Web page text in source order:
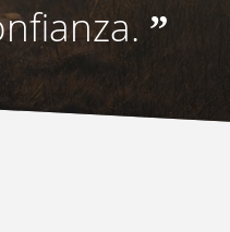
”